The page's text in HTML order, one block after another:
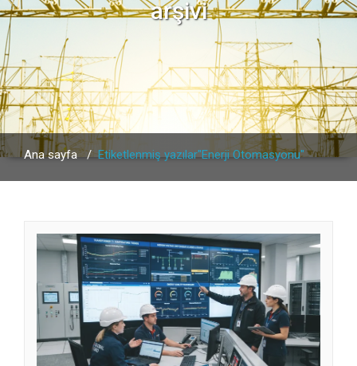
arşivi
Ana sayfa/Etiketlenmiş yazılar"Enerji Otomasyonu"